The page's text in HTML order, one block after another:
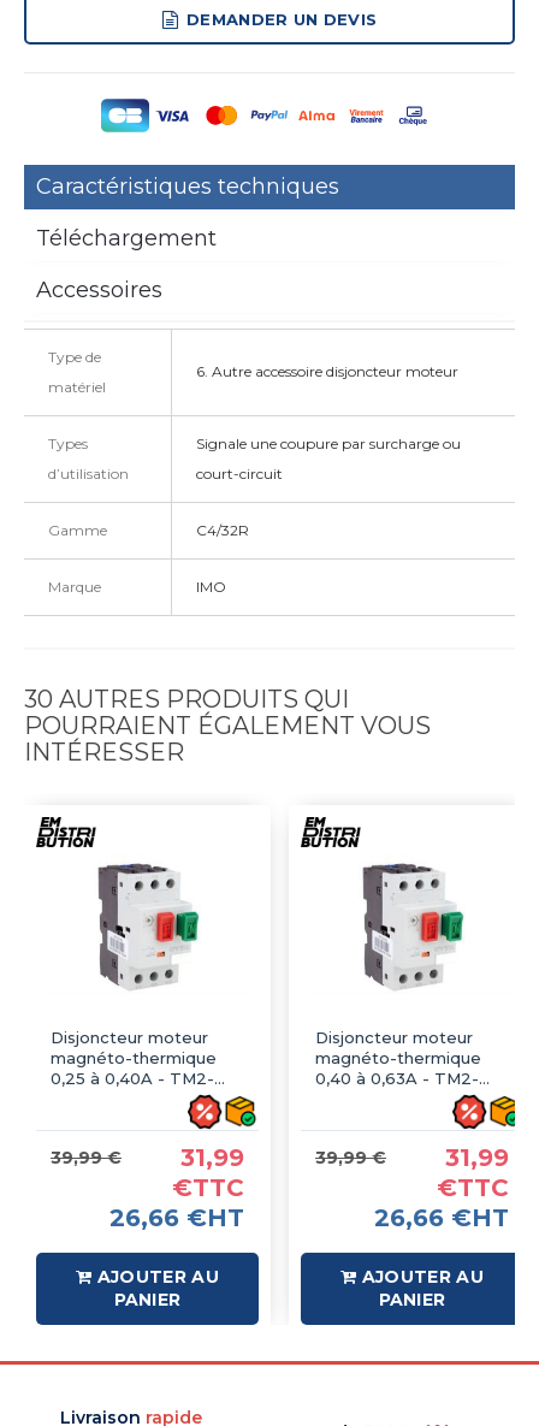
DEMANDER UN DEVIS
Caractéristiques techniques
Téléchargement
Accessoires
Type de
matériel
6. Autre accessoire disjoncteur moteur
Types
d’utilisation
Signale une coupure par surcharge ou
court-circuit
Gamme C4/32R
Marque IMO
30 AUTRES PRODUITS QUI
POURRAIENT ÉGALEMENT VOUS
INTÉRESSER
Disjoncteur moteur
magnéto-thermique
0,25 à 0,40A - TM2-
39,99 €
31,99
€TTC
26,66 €HT
AJOUTER AU
PANIER
Disjoncteur moteur
magnéto-thermique
0,40 à 0,63A - TM2-
39,99 €
31,99
€TTC
26,66 €HT
AJOUTER AU
PANIER
Livraison rapide